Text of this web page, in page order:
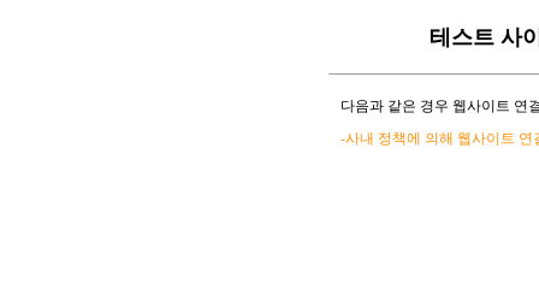
테스트 사
다음과 같은 경우 웹사이트 연
-사내 정책에 의해 웹사이트